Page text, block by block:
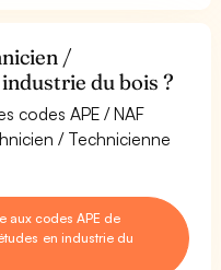
/
du bois ?
codes APE / NAF
/ Technicienne
aux codes APE de
en industrie du